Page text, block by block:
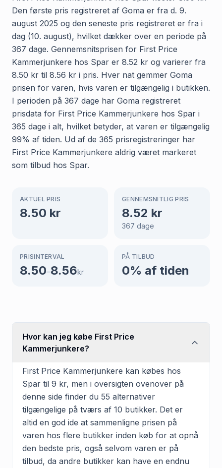
Den første pris registreret af Goma er fra d. 9.
august 2025 og den seneste pris registreret er fra i
dag (10. august), hvilket dækker over en periode på
367 dage. Gennemsnitsprisen for First Price
Kammerjunkere hos Spar er 8.52 kr og varierer fra
8.50 kr til 8.56 kr i pris. Hver nat gemmer Goma
prisen for varen, hvis varen er tilgængelig i butikken.
I perioden på 367 dage har Goma registreret
prisdata for First Price Kammerjunkere hos Spar i
365 dage i alt, hvilket betyder, at varen er tilgængelig
99% af tiden. Ud af de 365 prisregistreringer har
First Price Kammerjunkere aldrig været markeret
som tilbud hos Spar.
AKTUEL PRIS
8.50 kr
GENNEMSNITLIG PRIS
8.52 kr
367 dage
PRISINTERVAL
8.50–8.56kr
PÅ TILBUD
0% af tiden
Hvor kan jeg købe First Price
Kammerjunkere?
First Price Kammerjunkere kan købes hos
Spar til 9 kr, men i oversigten ovenover på
denne side finder du 55 alternativer
tilgængelige på tværs af 10 butikker. Det er
altid en god ide at sammenligne prisen på
varen hos flere butikker inden køb for at opnå
den bedste pris, også selvom varen er på
tilbud, da andre butikker kan have en endnu